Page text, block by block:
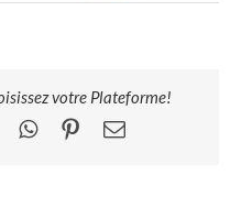
votre Plateforme!
WhatsApp
Pinterest
Email